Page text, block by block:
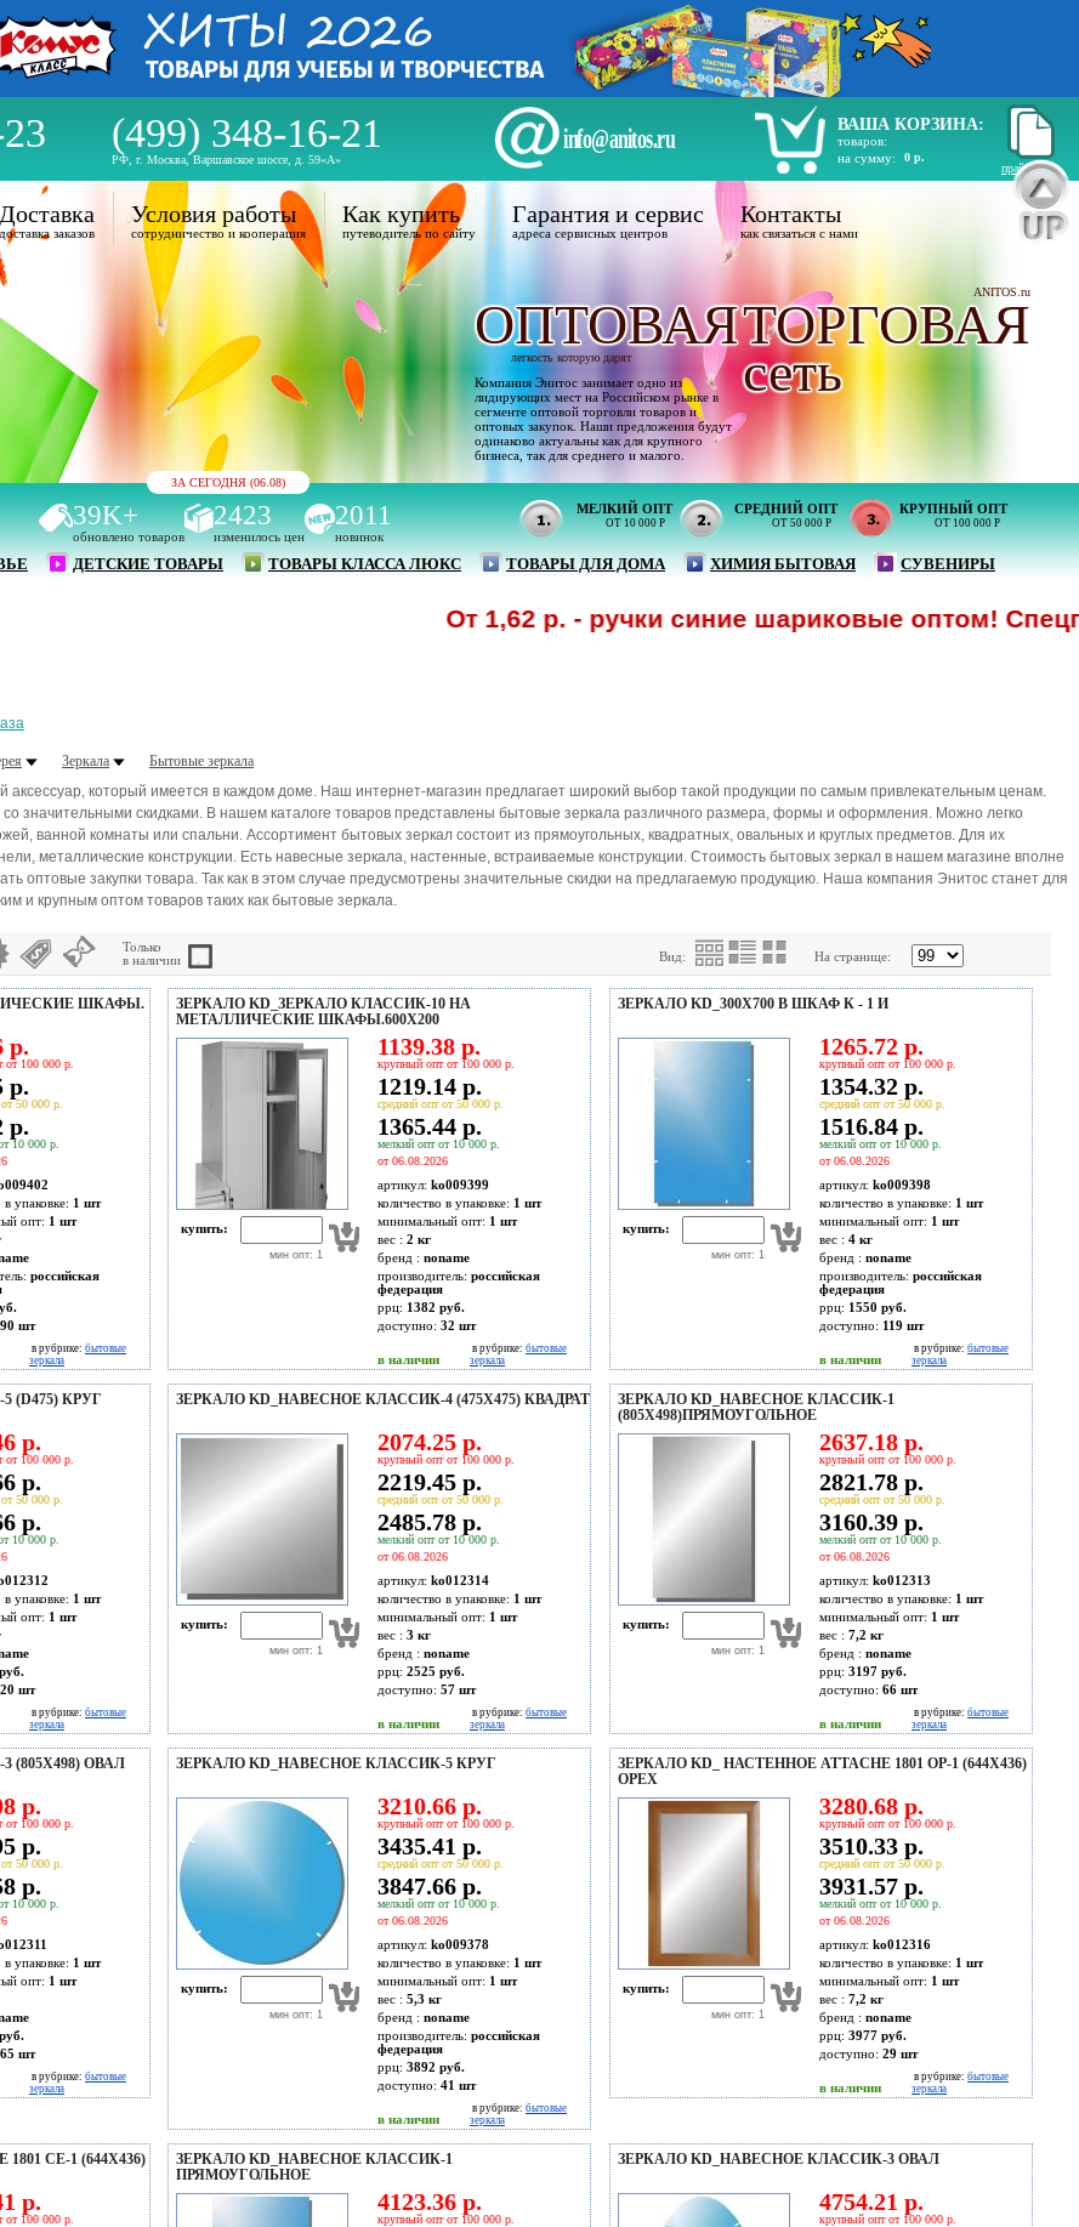
(499) 348-16-21
РФ, г. Москва, Варшавское шоссе, д. 59«А»
info@anitos.ru
ВАША КОРЗИНА:
товаров:
на сумму:
0 р.
прайс лист
ЗА СЕГОДНЯ (06.08)
39K+
обновлено товаров
2423
изменилось цен
2011
новинок
МЕЛКИЙ ОПТ
ОТ 10 000 Р
СРЕДНИЙ ОПТ
ОТ 50 000 Р
КРУПНЫЙ ОПТ
ОТ 100 000 Р
ДЕТСКИЕ ТОВАРЫ ТОВАРЫ КЛАССА ЛЮКС ТОВАРЫ ДЛЯ ДОМА ХИМИЯ БЫТОВАЯ СУВЕНИРЫ
Доставка
доставка заказов
Условия работы
сотрудничество и кооперация
Как купить
путеводитель по сайту
Гарантия и сервис
адреса сервисных центров
Контакты
как связаться с нами
ANITOS.ru
ОПТОВАЯТОРГОВАЯ
легкость которую дарят
Компания Энитос занимает одно из
лидирующих мест на Российском рынке в
сегменте оптовой торговли товаров и
оптовых закупок. Наши предложения будут
одинаково актуальны как для крупного
бизнеса, так для среднего и малого.
сеть
От 1,62 р. - ручки синие шариковые оптом!
Зеркала
Бытовые зеркала
аксессуар, который имеется в каждом доме. Наш интернет-магазин предлагает широкий выбор такой продукции по самым привлекательным ценам.
значительными скидками. В нашем каталоге товаров представлены бытовые зеркала различного размера, формы и оформления. Можно легко
ванной комнаты или спальни. Ассортимент бытовых зеркал состоит из прямоугольных, квадратных, овальных и круглых предметов. Для их
металлические конструкции. Есть навесные зеркала, настенные, встраиваемые конструкции. Стоимость бытовых зеркал в нашем магазине вполне
оптовые закупки товара. Так как в этом случае предусмотрены значительные скидки на предлагаемую продукцию. Наша компания Энитос станет для
и крупным оптом товаров таких как бытовые зеркала.
Только
в наличии
Вид: На странице:
ШКАФЫ.
р.
от 100 000 р.
р.
50 000 р.
р.
10 000 р.
в упаковке: 1 шт
опт: 1 шт
российская
90 шт
в рубрике: бытовые
зеркала
ЗЕРКАЛО KD_ЗЕРКАЛО КЛАССИК-10 НА
МЕТАЛЛИЧЕСКИЕ ШКАФЫ.600Х200
купить:
мин опт: 1
1139.38 р.
крупный опт от 100 000 р.
1219.14 р.
средний опт от 50 000 р.
1365.44 р.
мелкий опт от 10 000 р.
от 06.08.2026
артикул: ko009399
количество в упаковке: 1 шт
минимальный опт: 1 шт
вес : 2 кг
бренд : noname
производитель: российская
федерация
ррц: 1382 руб.
доступно: 32 шт
в наличии
в рубрике: бытовые
зеркала
ЗЕРКАЛО KD_300Х700 В ШКАФ К - 1 И
купить:
мин опт: 1
1265.72 р.
крупный опт от 100 000 р.
1354.32 р.
средний опт от 50 000 р.
1516.84 р.
мелкий опт от 10 000 р.
от 06.08.2026
артикул: ko009398
количество в упаковке: 1 шт
минимальный опт: 1 шт
вес : 4 кг
бренд : noname
производитель: российская
федерация
ррц: 1550 руб.
доступно: 119 шт
в наличии
в рубрике: бытовые
зеркала
(D475) КРУГ
р.
от 100 000 р.
р.
50 000 р.
р.
10 000 р.
в упаковке: 1 шт
опт: 1 шт
20 шт
в рубрике: бытовые
зеркала
ЗЕРКАЛО KD_НАВЕСНОЕ КЛАССИК-4 (475Х475) КВАДРАТ
купить:
мин опт: 1
2074.25 р.
крупный опт от 100 000 р.
2219.45 р.
средний опт от 50 000 р.
2485.78 р.
мелкий опт от 10 000 р.
от 06.08.2026
артикул: ko012314
количество в упаковке: 1 шт
минимальный опт: 1 шт
вес : 3 кг
бренд : noname
ррц: 2525 руб.
доступно: 57 шт
в наличии
в рубрике: бытовые
зеркала
ЗЕРКАЛО KD_НАВЕСНОЕ КЛАССИК-1
(805Х498)ПРЯМОУГОЛЬНОЕ
купить:
мин опт: 1
2637.18 р.
крупный опт от 100 000 р.
2821.78 р.
средний опт от 50 000 р.
3160.39 р.
мелкий опт от 10 000 р.
от 06.08.2026
артикул: ko012313
количество в упаковке: 1 шт
минимальный опт: 1 шт
вес : 7,2 кг
бренд : noname
ррц: 3197 руб.
доступно: 66 шт
в наличии
в рубрике: бытовые
зеркала
(805Х498) ОВАЛ
р.
от 100 000 р.
р.
50 000 р.
р.
10 000 р.
в упаковке: 1 шт
опт: 1 шт
65 шт
в рубрике: бытовые
зеркала
ЗЕРКАЛО KD_НАВЕСНОЕ КЛАССИК-5 КРУГ
купить:
мин опт: 1
3210.66 р.
крупный опт от 100 000 р.
3435.41 р.
средний опт от 50 000 р.
3847.66 р.
мелкий опт от 10 000 р.
от 06.08.2026
артикул: ko009378
количество в упаковке: 1 шт
минимальный опт: 1 шт
вес : 5,3 кг
бренд : noname
производитель: российская
федерация
ррц: 3892 руб.
доступно: 41 шт
в наличии
в рубрике: бытовые
зеркала
ЗЕРКАЛО KD_ НАСТЕННОЕ ATTACHE 1801 ОР-1 (644Х436)
ОРЕХ
купить:
мин опт: 1
3280.68 р.
крупный опт от 100 000 р.
3510.33 р.
средний опт от 50 000 р.
3931.57 р.
мелкий опт от 10 000 р.
от 06.08.2026
артикул: ko012316
количество в упаковке: 1 шт
минимальный опт: 1 шт
вес : 7,2 кг
бренд : noname
ррц: 3977 руб.
доступно: 29 шт
в наличии
в рубрике: бытовые
зеркала
СЕ-1 (644Х436)
р.
от 100 000 р.
ЗЕРКАЛО KD_НАВЕСНОЕ КЛАССИК-1
ПРЯМОУГОЛЬНОЕ
4123.36 р.
крупный опт от 100 000 р.
ЗЕРКАЛО KD_НАВЕСНОЕ КЛАССИК-3 ОВАЛ
4754.21 р.
крупный опт от 100 000 р.